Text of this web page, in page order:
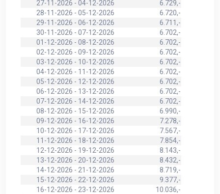
27-11-2026 - 04-12-2026
6.729,-
28-11-2026 - 05-12-2026
6.720,-
29-11-2026 - 06-12-2026
6.711,-
30-11-2026 - 07-12-2026
6.702,-
01-12-2026 - 08-12-2026
6.702,-
02-12-2026 - 09-12-2026
6.702,-
03-12-2026 - 10-12-2026
6.702,-
04-12-2026 - 11-12-2026
6.702,-
05-12-2026 - 12-12-2026
6.702,-
06-12-2026 - 13-12-2026
6.702,-
07-12-2026 - 14-12-2026
6.702,-
08-12-2026 - 15-12-2026
6.990,-
09-12-2026 - 16-12-2026
7.278,-
10-12-2026 - 17-12-2026
7.567,-
11-12-2026 - 18-12-2026
7.854,-
12-12-2026 - 19-12-2026
8.143,-
13-12-2026 - 20-12-2026
8.432,-
14-12-2026 - 21-12-2026
8.719,-
15-12-2026 - 22-12-2026
9.377,-
16-12-2026 - 23-12-2026
10.036,-